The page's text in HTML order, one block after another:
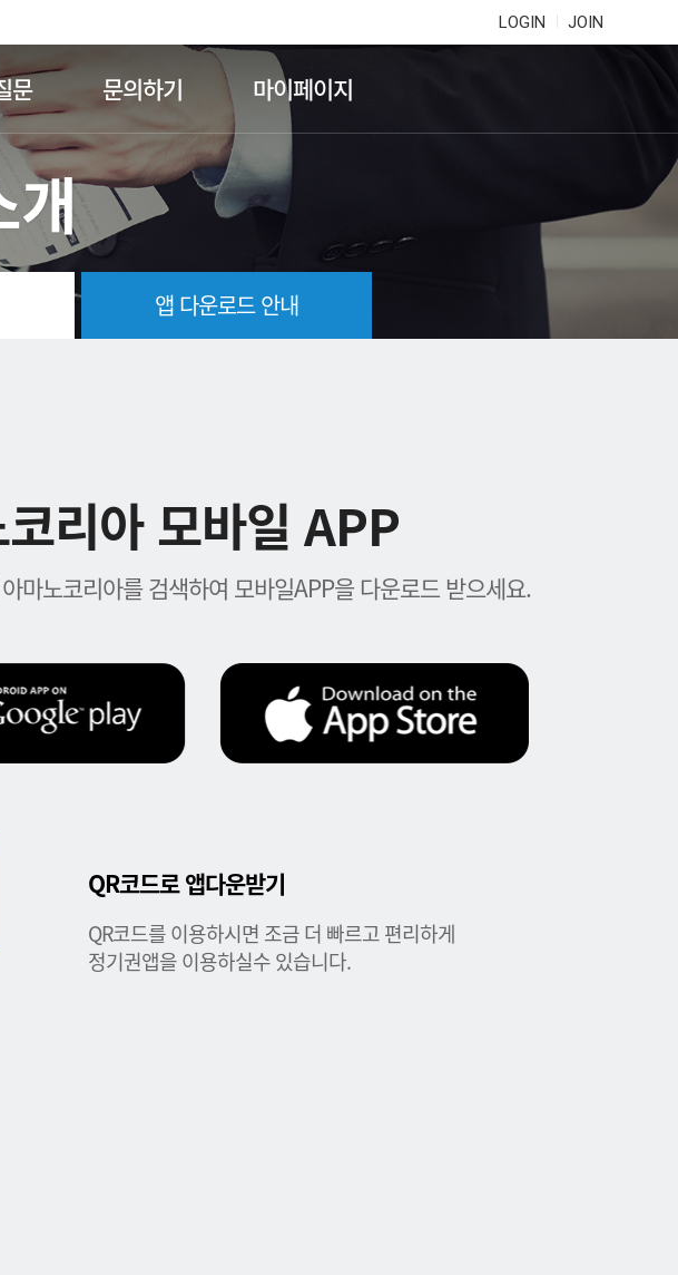
LOGIN JOIN
문 문의하기 마이페이지
개
앱 다운로드 안내
리아 모바일 APP
마노코리아를 검색하여 모바일APP을 다운로드 받으세요.
QR코드로 앱다운받기
QR코드를 이용하시면 조금 더 빠르고 편리하게
정기권앱을 이용하실수 있습니다.